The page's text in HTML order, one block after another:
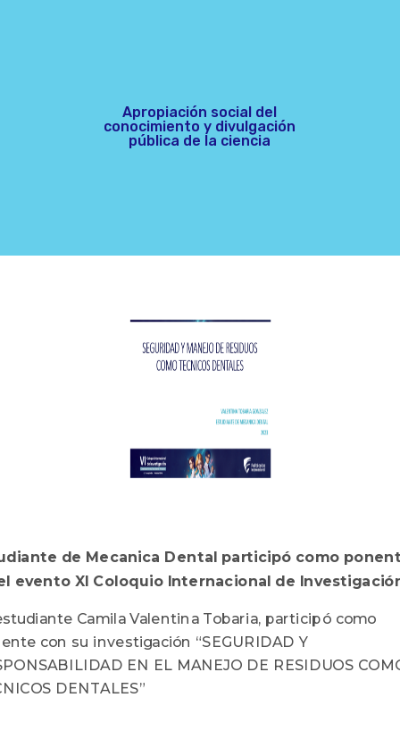
Apropiación social del
conocimiento y divulgación
pública de la ciencia
de Mecanica Dental participó como
evento XI Coloquio Internacional de
Camila Valentina Tobaria, participó como
con su investigación “SEGURIDAD Y
EN EL MANEJO DE RESIDUOS
DENTALES”